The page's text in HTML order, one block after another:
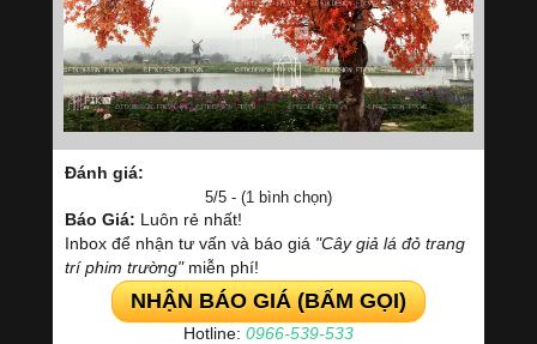
Đánh giá:
5/5 - (1 bình chọn)
Báo Giá: Luôn rẻ nhất!
Inbox để nhận tư vấn và báo giá "Cây giả lá đỏ trang
trí phim trường"miễn phí!
NHẬN BÁO GIÁ (BẤM GỌI)
Hotline: 0966-539-533